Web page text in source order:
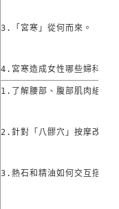
3.「宮寒」從何而來。
4.宮寒造成女性哪些婦科問
1.了解腰部、腹部肌肉組織
2.針對「八髎穴」按摩改善
3.熱石和精油如何交互搭配